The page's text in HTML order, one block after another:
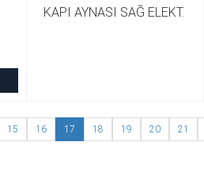
KAPI AYNASI SAĞ ELEKT.
15 16 17 18 19 20 21